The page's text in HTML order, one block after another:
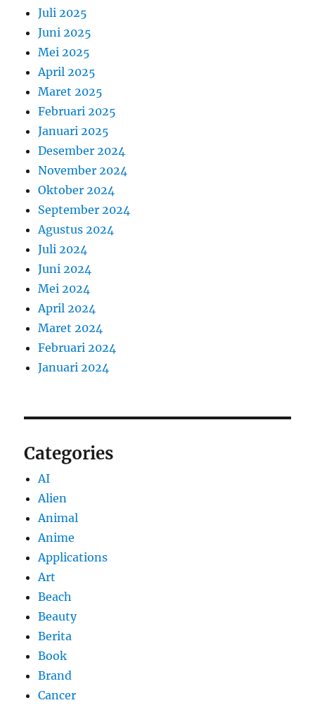
Juli 2025
Juni 2025
Mei 2025
April 2025
Maret 2025
Februari 2025
Januari 2025
Desember 2024
November 2024
Oktober 2024
September 2024
Agustus 2024
Juli 2024
Juni 2024
Mei 2024
April 2024
Maret 2024
Februari 2024
Januari 2024
Categories
AI
Alien
Animal
Anime
Applications
Art
Beach
Beauty
Berita
Book
Brand
Cancer